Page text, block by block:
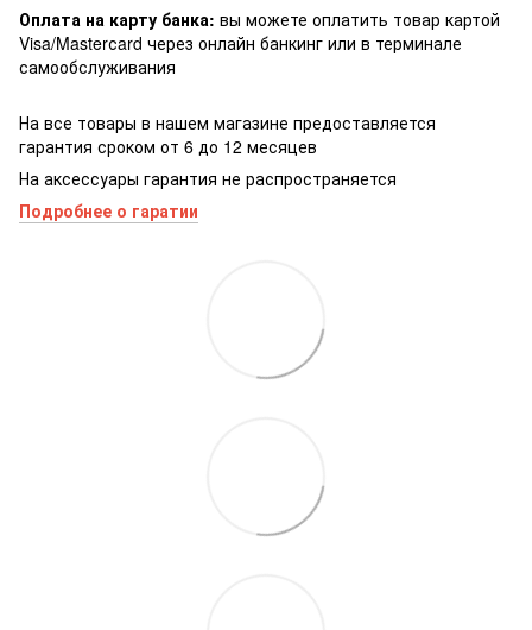
Оплата на карту банка: вы можете оплатить товар картой
Visa/Masterсard через онлайн банкинг или в терминале
самообслуживания
На все товары в нашем магазине предоставляется
гарантия сроком от 6 до 12 месяцев
На аксессуары гарантия не распространяется
Подробнее о гаратии